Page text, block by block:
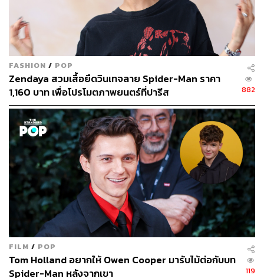
FASHION / POP
Zendaya สวมเสื้อยืดวินเทจลาย Spider-Man ราคา
1,160 บาท เพื่อโปรโมตภาพยนตร์ที่ปารีส
882
FILM / POP
Tom Holland อยากให้ Owen Cooper มารับไม้ต่อกับบท
Spider-Man หลังจากเขา
119